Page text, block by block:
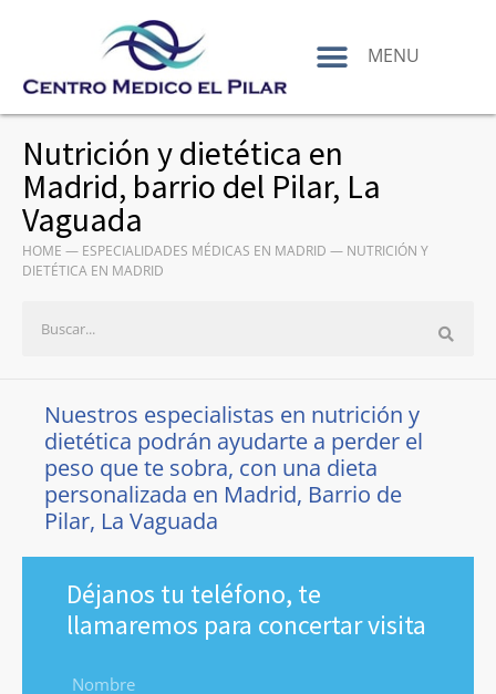
MENU
Nutrición y dietética en
Madrid, barrio del Pilar, La
Vaguada
HOME — ESPECIALIDADES MÉDICAS EN MADRID — NUTRICIÓN Y
DIETÉTICA EN MADRID
Nuestros especialistas en nutrición y
dietética podrán ayudarte a perder el
peso que te sobra, con una dieta
personalizada en Madrid, Barrio de
Pilar, La Vaguada
Déjanos tu teléfono, te
llamaremos para concertar visita